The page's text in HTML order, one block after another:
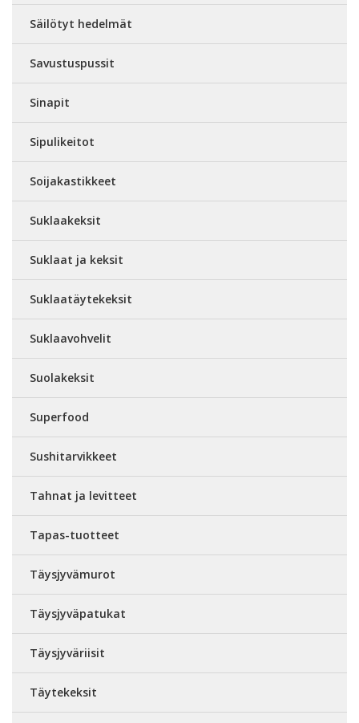
Säilötyt hedelmät
Savustuspussit
Sinapit
Sipulikeitot
Soijakastikkeet
Suklaakeksit
Suklaat ja keksit
Suklaatäytekeksit
Suklaavohvelit
Suolakeksit
Superfood
Sushitarvikkeet
Tahnat ja levitteet
Tapas-tuotteet
Täysjyvämurot
Täysjyväpatukat
Täysjyväriisit
Täytekeksit